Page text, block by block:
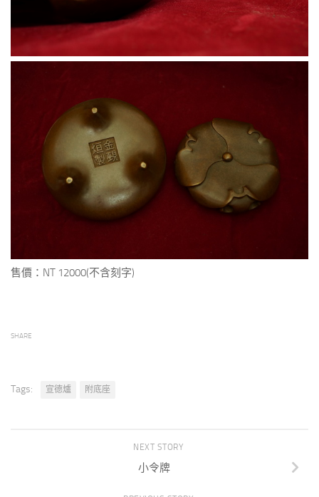
售價：NT 12000(不含刻字)
SHARE
Tags: 宣德爐 附底座
NEXT STORY
小令牌